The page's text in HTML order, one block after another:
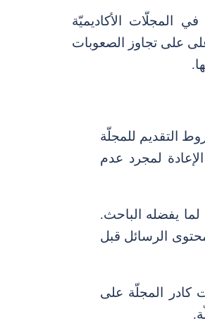
المجلّات الأكاديميّة
على على تجاوز الصعوبات
التقديم للمجلّة
لمجرد عدم
لما يفضله الباحث.
الرسائل قبل
كادر المجلّة على